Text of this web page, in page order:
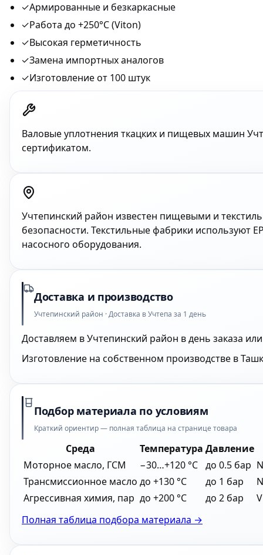
✓Армированные и безкаркасные
✓Работа до +250°C (Viton)
✓Высокая герметичность
✓Замена импортных аналогов
✓Изготовление от 100 штук
Валовые уплотнения ткацких и пищевых машин
сертификатом.
Учтепинский район известен пищевыми и
безопасности. Текстильные фабрики используют
насосного оборудования.
Доставка и производство
Учтепинский район · Доставка в Учтепа за 1 день
Доставляем в Учтепинский район в день заказа
Изготовление на собственном производстве в
Подбор материала по условиям
Краткий ориентир — полная таблица на странице товара
Среда Температура Давление
Моторное масло, ГСМ
−30…+120 °C до 0.5 бар
Трансмиссионное масло до +130 °C до 1 бар
Агрессивная химия, пар до +200 °C до 2 бар
Полная таблица подбора материала →